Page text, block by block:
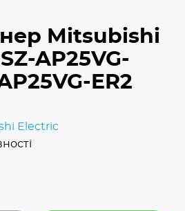
Mitsubishi
AP25VG-
ER2
Electric